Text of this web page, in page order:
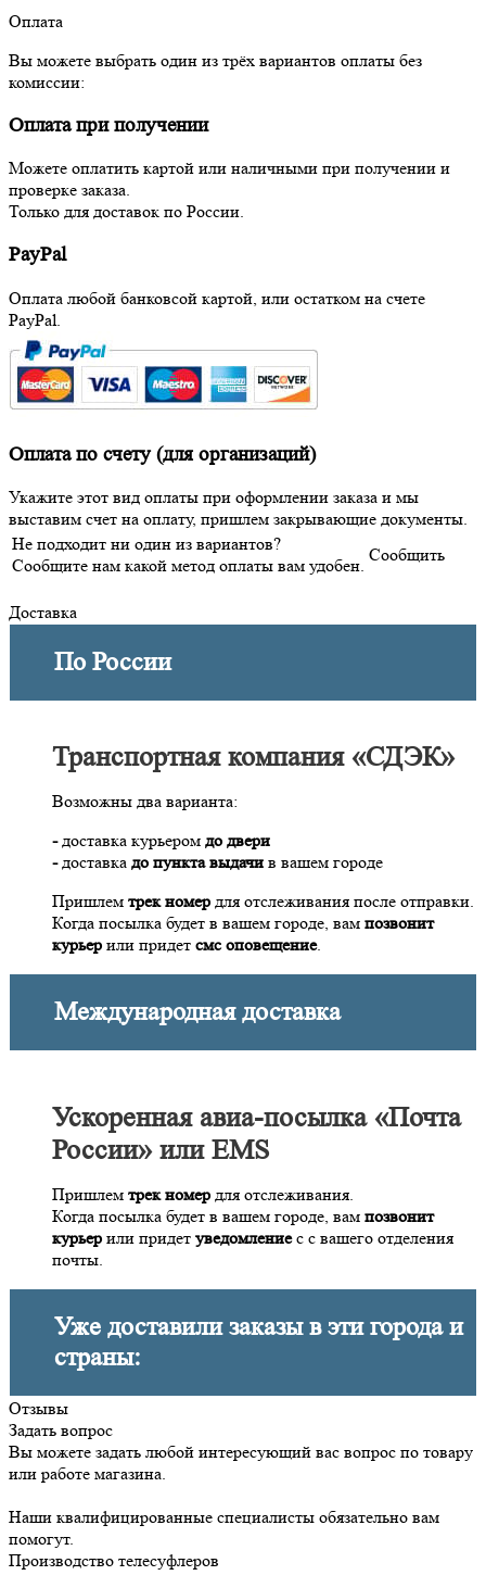
Оплата
Вы можете выбрать один из трёх вариантов оплаты без
комиссии:
Оплата при получении
Можете оплатить картой или наличными при получении и
проверке заказа.
Только для доставок по России.
PayPal
Оплата любой банковсой картой, или остатком на счете
PayPal.
Оплата по счету (для организаций)
Укажите этот вид оплаты при оформлении заказа и мы
выставим счет на оплату, пришлем закрывающие документы.
Не подходит ни один из вариантов?
Сообщите нам какой метод оплаты вам удобен.
Сообщить
Доставка
По России
Транспортная компания «СДЭК»
Возможны два варианта:
-доставка курьером до двери
-доставка до пункта выдачи в вашем городе
Пришлем трек номер для отслеживания после отправки.
Когда посылка будет в вашем городе, вам позвонит
курьер или придет смс оповещение.
Международная доставка
Ускоренная авиа-посылка «Почта
России» или EMS
Пришлем трек номер для отслеживания.
Когда посылка будет в вашем городе, вам позвонит
курьер или придет уведомлениес с вашего отделения
почты.
Уже доставили заказы в эти города и
страны:
Отзывы
Задать вопрос
Вы можете задать любой интересующий вас вопрос по товару
или работе магазина.
Наши квалифицированные специалисты обязательно вам
помогут.
Производство телесуфлеров